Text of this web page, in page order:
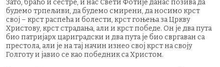
Зато, браћо и сестре, и нас Свети Фотије данас позива да
будемо трпељиви, да будемо смирени, да носимо крст
свој – крст распећа и болести, крст гоњења за Цркву
Христову, крст страдања, али и крст победе. Он је два пута
био патријарх цариградски и два пута је био свргаван са
престола, али је на тај начин изнео свој крст на своју
Голготу и јавио се као победник са Христом.